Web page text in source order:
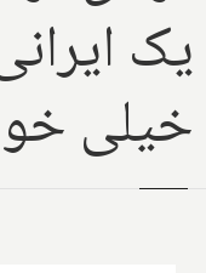
يک
خيلی